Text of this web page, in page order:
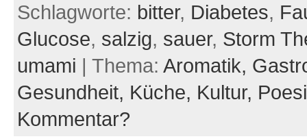
Schlagworte: bitter, Diabetes,
Glucose, salzig, sauer, Storm
umami | Thema: Aromatik,
Gesundheit, Küche, Kultur,
Kommentar?